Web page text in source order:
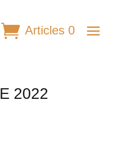
Articles 0
2022